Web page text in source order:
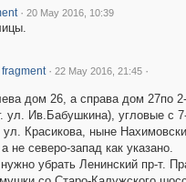
· 20 May 2016, 10:39
· 22 May 2016, 21:45 ·
дом 26, а справа дом 27по
ул. Ив.Бабушкина), угловые с
Красикова, ныне
не северо-запад как указано.
убрать Ленинский пр-т.